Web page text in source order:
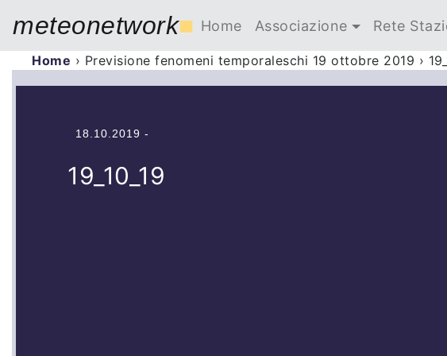
meteonetwork■ Home Associazione Rete
Home › Previsione fenomeni temporaleschi 19 ottobre 2019 ›
18.10.2019 -
19_10_19